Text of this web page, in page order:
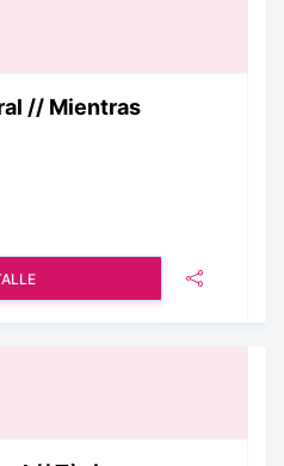
// Mientras